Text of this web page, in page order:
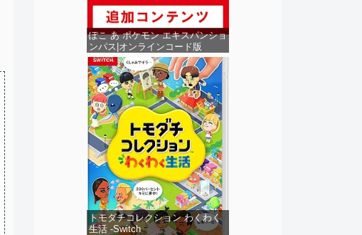
ぽこ あ ポケモン エキスパンショ
ンパス|オンラインコード版
トモダチコレクション わくわく
生活 -Switch